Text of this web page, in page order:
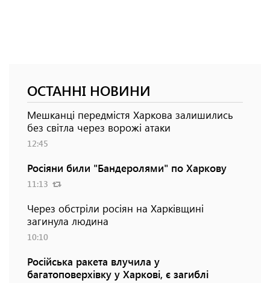
ОСТАННІ НОВИНИ
Мешканці передмістя Харкова залишились
без світла через ворожі атаки
12:45
Росіяни били "Бандеролями" по Харкову
11:13
Через обстріли росіян на Харківщині
загинула людина
10:10
Російська ракета влучила у
багатоповерхівку у Харкові, є загиблі